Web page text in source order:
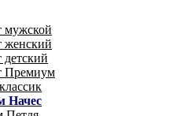
мужской
женский
Премиум
Начес